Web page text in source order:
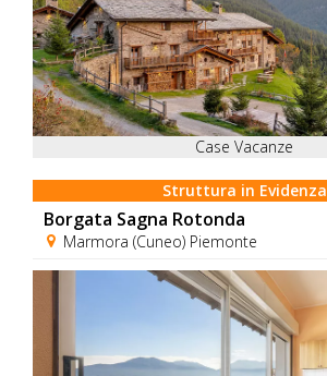
Case Vacanze
Struttura in Evidenza
Borgata Sagna Rotonda
Marmora (Cuneo) Piemonte